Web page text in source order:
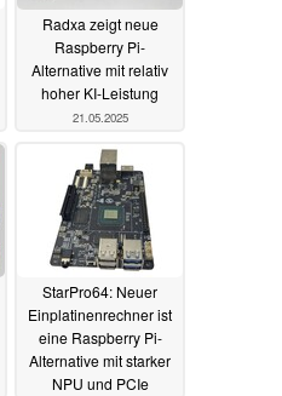
Radxa zeigt neue
Raspberry Pi-
Alternative mit relativ
hoher KI-Leistung
21.05.2025
StarPro64: Neuer
Einplatinenrechner ist
eine Raspberry Pi-
Alternative mit starker
NPU und PCIe